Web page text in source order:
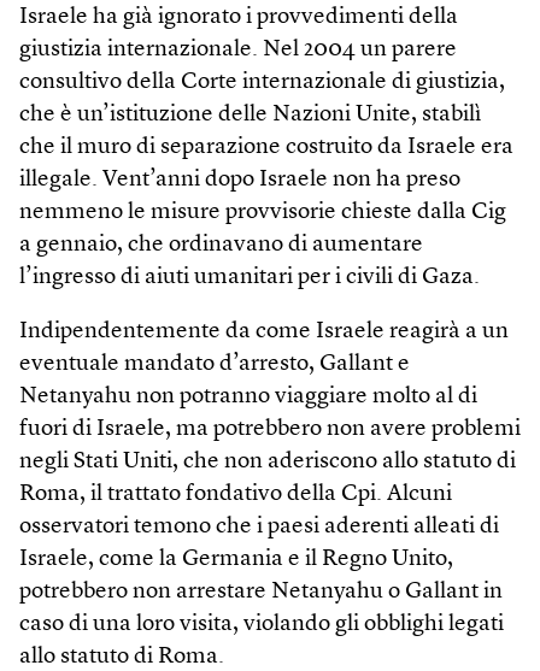
Israele ha già ignorato i provvedimenti della
giustizia internazionale. Nel 2004 un parere
consultivo della Corte internazionale di giustizia,
che è un’istituzione delle Nazioni Unite, stabilì
che il muro di separazione costruito da Israele era
illegale. Vent’anni dopo Israele non ha preso
nemmeno le misure provvisorie chieste dalla Cig
a gennaio, che ordinavano di aumentare
l’ingresso di aiuti umanitari per i civili di Gaza.
Indipendentemente da come Israele reagirà a un
eventuale mandato d’arresto, Gallant e
Netanyahu non potranno viaggiare molto al di
fuori di Israele, ma potrebbero non avere problemi
negli Stati Uniti, che non aderiscono allo statuto di
Roma, il trattato fondativo della Cpi. Alcuni
osservatori temono che i paesi aderenti alleati di
Israele, come la Germania e il Regno Unito,
potrebbero non arrestare Netanyahu o Gallant in
caso di una loro visita, violando gli obblighi legati
allo statuto di Roma.